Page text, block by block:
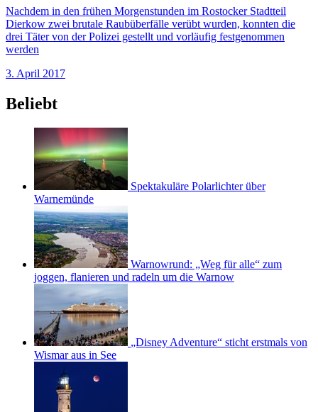
Nachdem in den frühen Morgenstunden im Rostocker Stadtteil
Dierkow zwei brutale Raubüberfälle verübt wurden, konnten die
drei Täter von der Polizei gestellt und vorläufig festgenommen
werden
3. April 2017
Beliebt
Spektakuläre Polarlichter über
Warnemünde
Warnowrund: „Weg für alle“ zum
joggen, flanieren und radeln um die Warnow
„Disney Adventure“ sticht erstmals von
Wismar aus in See